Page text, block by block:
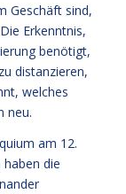
Geschäft sind,
Erkenntnis,
benötigt,
distanzieren,
welches
neu.
am 12.
die